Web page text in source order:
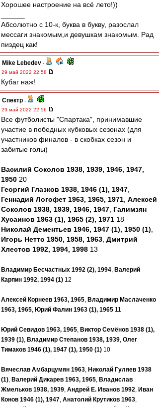
Хорошее настроение на всё лето!))
Абсолютно с 10-к, буква в букву, разослал
мессаги знакомым,и девушкам знакомым. Рад
пиздец как!
Mike Lebedev -
29 май 2022 22:58
Кубаг наж!
Спектр -
29 май 2022 22:56
Все футболисты "Спартака", принимавшие
участие в победных кубковых сезонах (для
участников финалов - в скобках сезон и
забитые голы)
Василий Соколов 1938, 1939, 1946, 1947,
1950 20
Георгий Глазков 1938, 1946 (1), 1947
Геннадий Логофет 1963, 1965, 1971 Алексей
Соколов 1938, 1939, 1946, 1947 Галимзян
Хусаинов 1963 (1), 1965 (2), 1971 18
Николай Дементьев 1946, 1947 (1), 1950 (1)
Игорь Нетто 1950, 1958, 1963 Дмитрий
Хлестов 1992, 1994, 1998 13
Владимир Бесчастных 1992 (2), 1994, Валерий
Карпин 1992, 1994 (1) 12
Алексей Корнеев 1963, 1965, Владимир Маслаченко
1963, 1965, Юрий Фалин 1963 (1), 1965 11
Юрий Севидов 1963, 1965, Виктор Семёнов 1938 (1),
1939 (1), Владимир Степанов 1938, 1939, Олег
Тимаков 1946 (1), 1947 (1), 1950 (1) 10
Вячеслав Амбарцумян 1963, Николай Гуляев 1938
(1), Валерий Дикарев 1963, 1965, Владислав
Жмельков 1938, 1939, Андрей Е. Иванов 1992, Иван
Конов 1946 (1), 1947, Анатолий Крутиков 1963,